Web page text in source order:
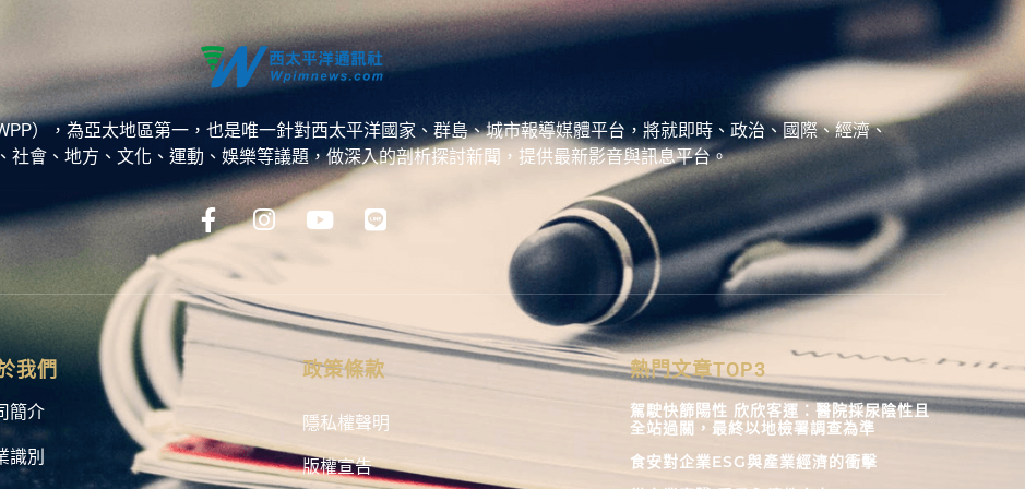
），為亞太地區第一，也是唯一針對西太平洋國家、群島、城市報導媒體平台，將就即時、政治、國際、經濟、
社會、地方、文化、運動、娛樂等議題，做深入的剖析探討新聞，提供最新影音與訊息平台。
我們
簡介
識別
政策條款
隱私權聲明
版權宣告
熱門文章TOP3
駕駛快篩陽性 欣欣客運：醫院採尿陰性且
全站過關，最終以地檢署調查為準
食安對企業ESG與產業經濟的衝擊